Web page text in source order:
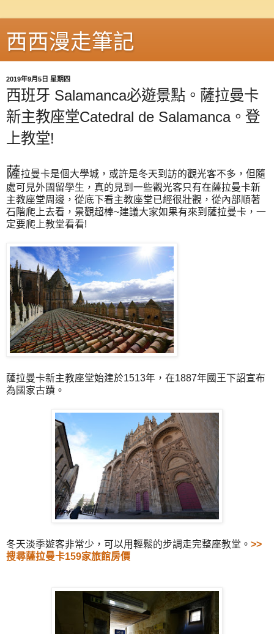
西西漫走筆記
2019年9月5日 星期四
西班牙 Salamanca必遊景點。薩拉曼卡
新主教座堂Catedral de Salamanca。登
上教堂!
薩拉曼卡是個大學城，或許是冬天到訪的觀光客不多，但隨
處可見外國留學生，真的見到一些觀光客只有在薩拉曼卡新
主教座堂周邊，從底下看主教座堂已經很壯觀，從內部順著
石階爬上去看，景觀超棒~建議大家如果有來到薩拉曼卡，一
定要爬上教堂看看!
薩拉曼卡新主教座堂始建於1513年，在1887年國王下詔宣布
為國家古蹟。
冬天淡季遊客非常少，可以用輕鬆的步調走完整座教堂。 >>
搜尋薩拉曼卡159家旅館房價